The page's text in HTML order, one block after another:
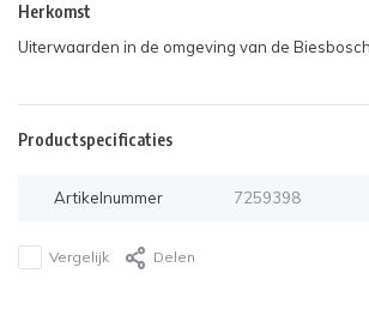
Herkomst
Uiterwaarden in de omgeving van de Biesbosch
Productspecificaties
Artikelnummer 7259398
Vergelijk Delen